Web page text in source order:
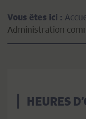
Vous êtes ici :
Administration
HEURES